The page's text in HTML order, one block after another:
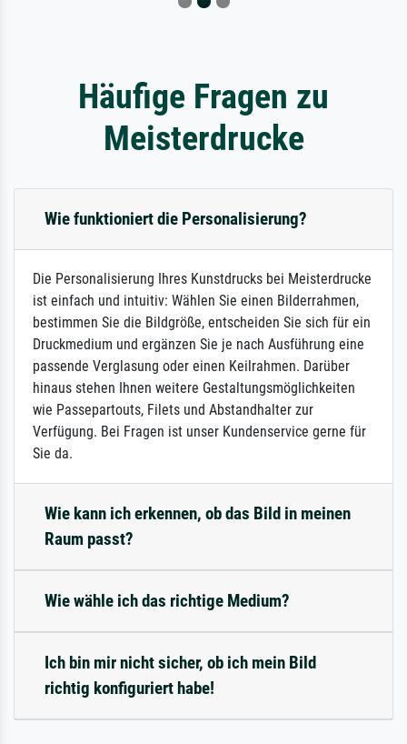
Häufige Fragen zu
Meisterdrucke
Wie funktioniert die Personalisierung?
Die Personalisierung Ihres Kunstdrucks bei Meisterdrucke
ist einfach und intuitiv: Wählen Sie einen Bilderrahmen,
bestimmen Sie die Bildgröße, entscheiden Sie sich für ein
Druckmedium und ergänzen Sie je nach Ausführung eine
passende Verglasung oder einen Keilrahmen. Darüber
hinaus stehen Ihnen weitere Gestaltungsmöglichkeiten
wie Passepartouts, Filets und Abstandhalter zur
Verfügung. Bei Fragen ist unser Kundenservice gerne für
Sie da.
Wie kann ich erkennen, ob das Bild in meinen
Raum passt?
Wie wähle ich das richtige Medium?
Ich bin mir nicht sicher, ob ich mein Bild
richtig konfiguriert habe!